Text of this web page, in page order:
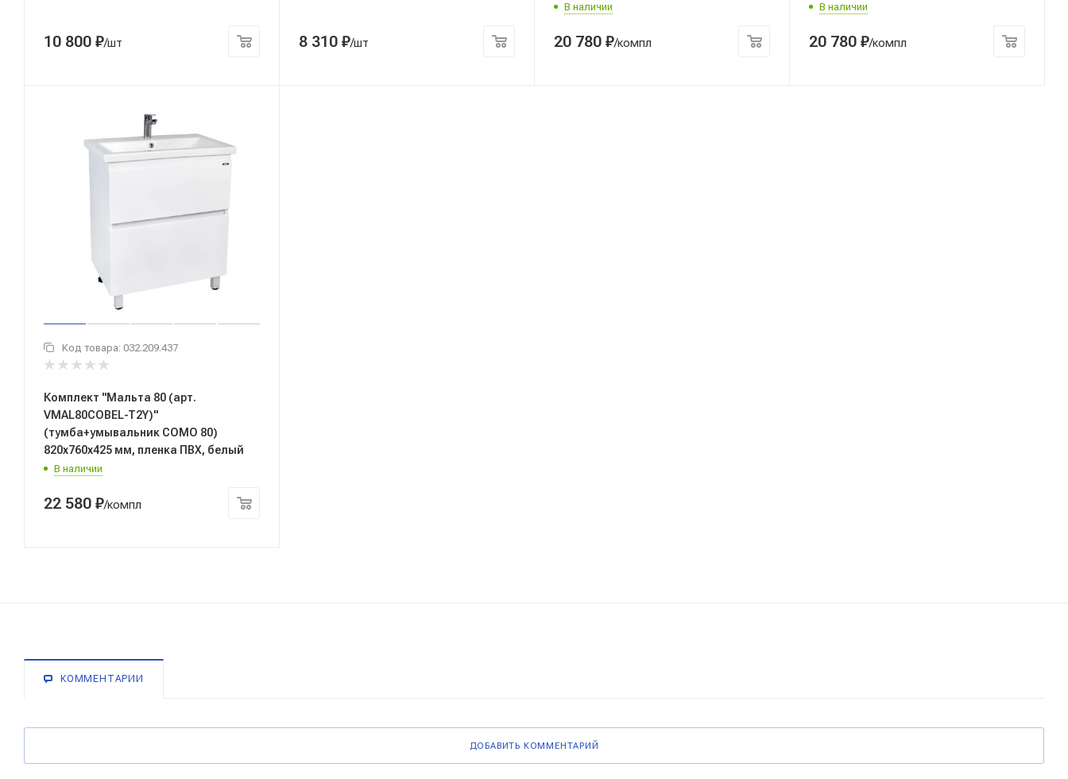
10 800 ₽/шт 8 310 ₽/шт
В наличии
20 780 ₽/компл
В наличии
20 780 ₽/компл
Код товара: 032.209.437
Комплект "Мальта 80 (арт.
VMAL80COBEL-T2Y)"
(тумба+умывальник COMO 80)
820x760x425 мм, пленка ПВХ, белый
В наличии
22 580 ₽/компл
КОММЕНТАРИИ
ДОБАВИТЬ КОММЕНТАРИЙ